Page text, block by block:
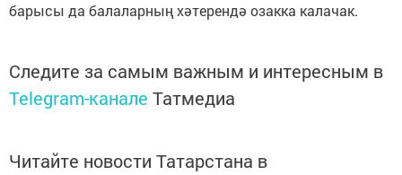
барысы да балаларның хәтерендә озакка калачак.
Следите за самым важным и интересным в
Telegram-канале Татмедиа
Читайте новости Татарстана в